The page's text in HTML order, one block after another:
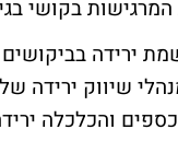
בקושי
תחומים נרשמת ירידה